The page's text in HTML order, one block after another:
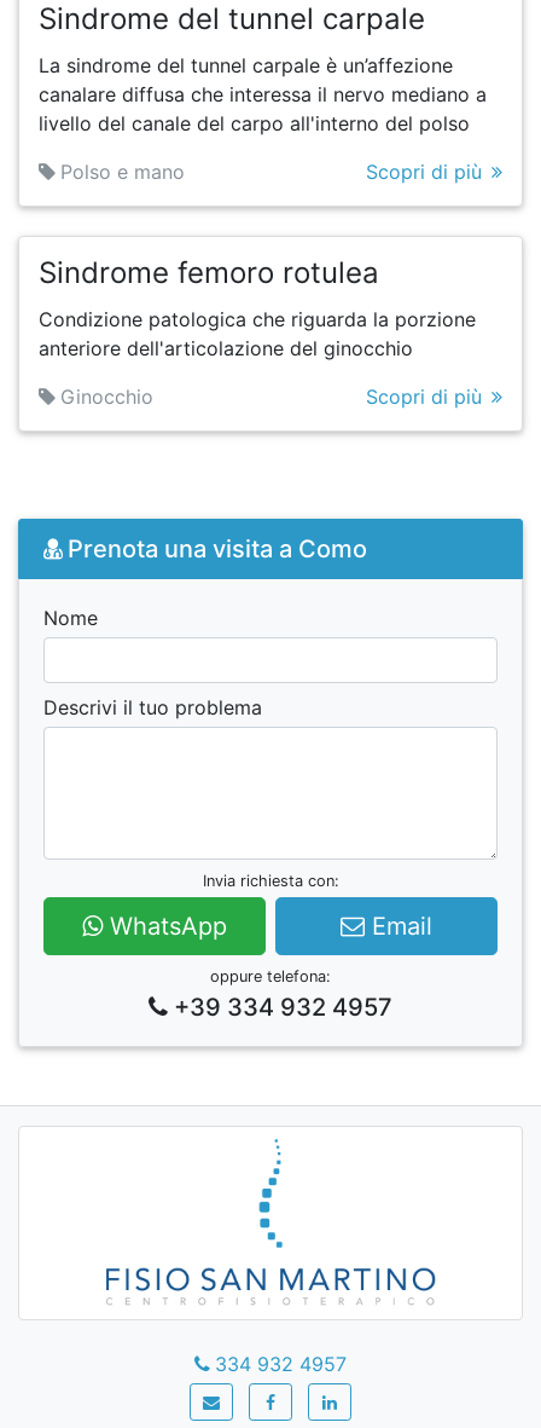
Prenota una visita a Como
Nome
Descrivi il tuo problema
Invia richiesta con:
WhatsApp Email
oppure telefona:
+39 334 932 4957
Sindrome del tunnel carpale
La sindrome del tunnel carpale è un’affezione
canalare diffusa che interessa il nervo mediano a
livello del canale del carpo all'interno del polso
Polso e mano
Scopri di più
Sindrome femoro rotulea
Condizione patologica che riguarda la porzione
anteriore dell'articolazione del ginocchio
Ginocchio
Scopri di più
334 932 4957